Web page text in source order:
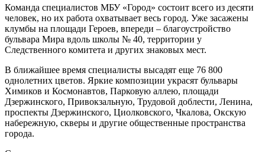
Команда специалистов МБУ «Город» состоит всего из десяти
человек, но их работа охватывает весь город. Уже засажены
клумбы на площади Героев, впереди – благоустройство
бульвара Мира вдоль школы № 40, территории у
Следственного комитета и других знаковых мест.
В ближайшее время специалисты высадят еще 76 800
однолетних цветов. Яркие композиции украсят бульвары
Химиков и Космонавтов, Парковую аллею, площади
Дзержинского, Привокзальную, Трудовой доблести, Ленина,
проспекты Дзержинского, Циолковского, Чкалова, Окскую
набережную, скверы и другие общественные пространства
города.